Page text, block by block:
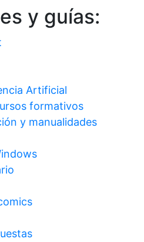
y guías:
Artificial
formativos
y manualidades